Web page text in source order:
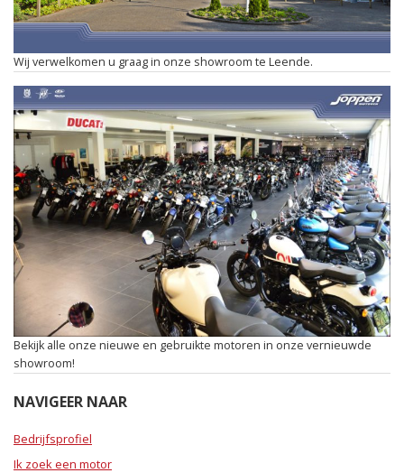
Wij verwelkomen u graag in onze showroom te Leende.
Bekijk alle onze nieuwe en gebruikte motoren in onze vernieuwde
showroom!
NAVIGEER NAAR
Bedrijfsprofiel
Ik zoek een motor